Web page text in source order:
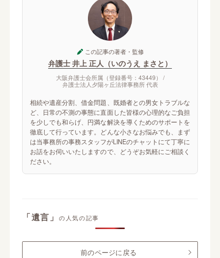
この記事の著者・監修
弁護士 井上 正人（いのうえ まさと）
大阪弁護士会所属（登録番号：43449） /
弁護士法人夕陽ヶ丘法律事務所 代表
相続や遺産分割、借金問題、既婚者との男女トラブルな
ど、日常の不測の事態に直面した皆様の心理的なご負担
を少しでも和らげ、円満な解決を導くためのサポートを
徹底して行っています。どんな小さなお悩みでも、まず
は当事務所の事務スタッフがLINEのチャットにて丁寧に
お話をお伺いいたしますので、どうぞお気軽にご相談く
ださい。
「遺言」 の人気の記事
前のページに戻る